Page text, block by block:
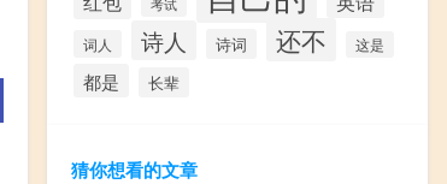
词人 诗人 诗词 还不 这是
都是 长辈
猜你想看的文章